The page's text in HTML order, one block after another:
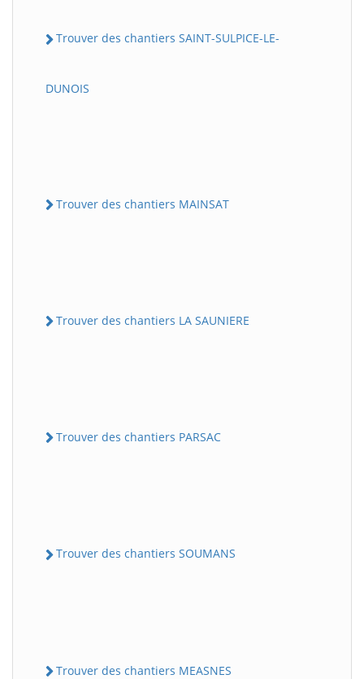
Trouver des chantiers SAINT-SULPICE-LE-
DUNOIS
Trouver des chantiers MAINSAT
Trouver des chantiers LA SAUNIERE
Trouver des chantiers PARSAC
Trouver des chantiers SOUMANS
Trouver des chantiers MEASNES